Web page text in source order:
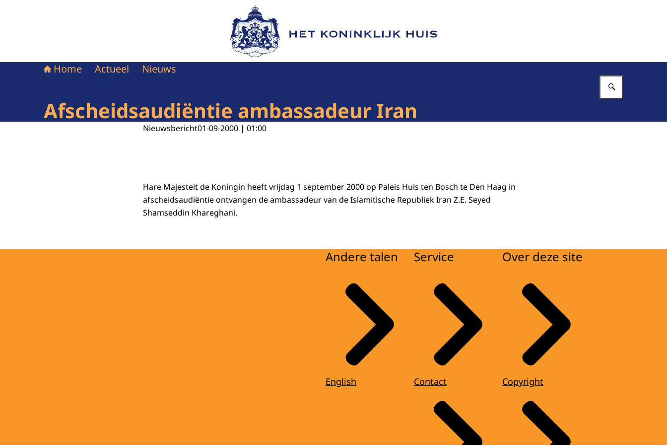
Naar de homepage van Het Koninklijk Huis
Home Actueel Nieuws
Afscheidsaudiëntie ambassadeur Iran
Nieuwsbericht01-09-2000 | 01:00
Hare Majesteit de Koningin heeft vrijdag 1 september 2000 op Paleis Huis ten Bosch te Den Haag in
afscheidsaudiëntie ontvangen de ambassadeur van de Islamitische Republiek Iran Z.E. Seyed
Shamseddin Khareghani.
Andere talen
English
Service
Contact
Over deze site
Copyright